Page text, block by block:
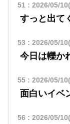
51 : 2026/05/
すっと出て
53 : 2026/05/
今日は轢か
55: 2026/05/
面白いイベ
56 : 2026/05/